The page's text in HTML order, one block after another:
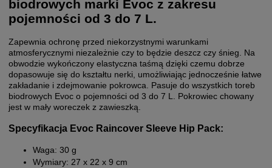
biodrowych marki Evoc z zakresu
pojemności od 3 do 7 L.
Zapewnia ochronę przed niekorzystnymi warunkami
atmosferycznymi niezależnie czy to będzie deszcz czy śnieg. Na
obwodzie wykończony elastyczna taśmą dzięki czemu dobrze
dopasowuje się do kształtu nerki, umożliwiając jednocześnie łatwe
zakładanie i zdejmowanie pokrowca. Pasuje do wszystkich toreb
biodrowych Evoc o pojemności od 3 do 7 L. Pokrowiec chowany
jest w mały woreczek z zawieszką.
Specyfikacja Evoc Raincover Sleeve Hip Pack:
Waga: 30 g
Wymiary: 27 x 22 x 9 cm